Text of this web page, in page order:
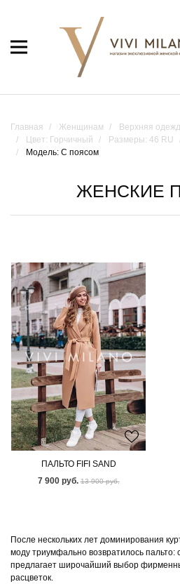
Главная Женщинам Верхняя
Цвет: Горчичный
Размеры: 46 RU
Модель: С поясом
ЖЕНСКИЕ
ПАЛЬТО FIFI SAND
7 900 руб. 13 900 руб.
После нескольких лет доминирования
моду триумфально возвратилось пальто:
предлагает широчайший выбор
расцветок.